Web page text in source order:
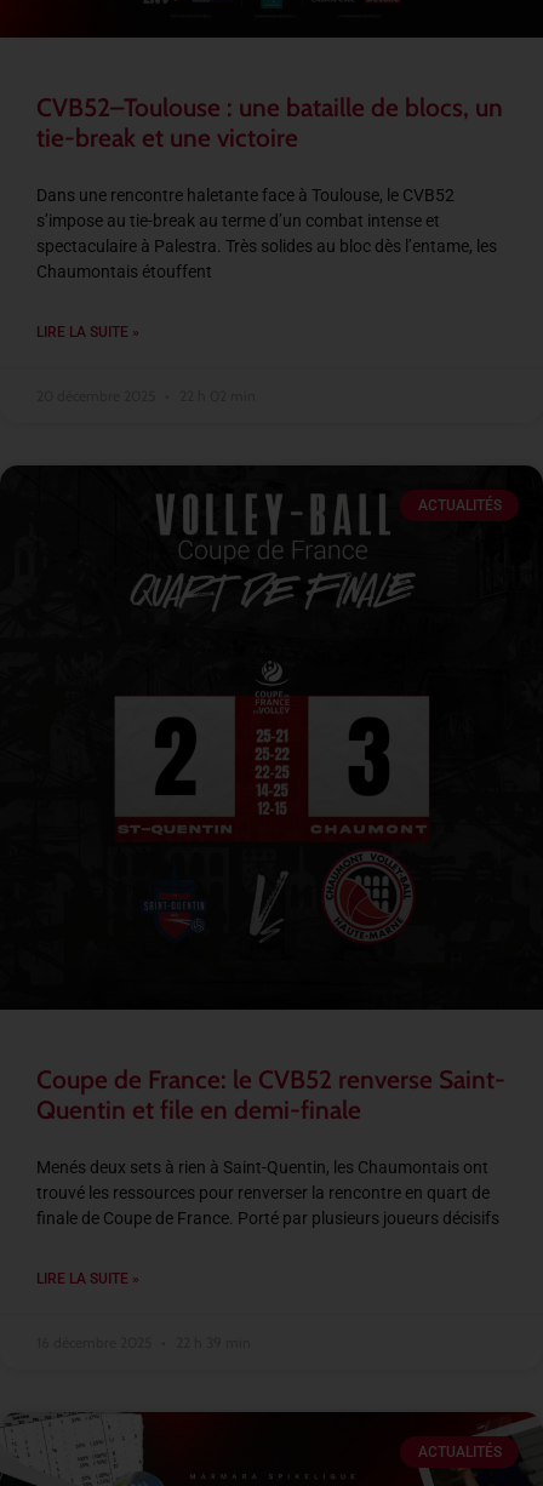
CVB52–Toulouse : une bataille de blocs, un
tie-break et une victoire
Dans une rencontre haletante face à Toulouse, le CVB52
s’impose au tie-break au terme d’un combat intense et
spectaculaire à Palestra. Très solides au bloc dès l’entame, les
Chaumontais étouffent
LIRE LA SUITE »
ACTUALITÉS
Coupe de France: le CVB52 renverse Saint-
Quentin et file en demi-finale
Menés deux sets à rien à Saint-Quentin, les Chaumontais ont
trouvé les ressources pour renverser la rencontre en quart de
finale de Coupe de France. Porté par plusieurs joueurs décisifs
LIRE LA SUITE »
ACTUALITÉS